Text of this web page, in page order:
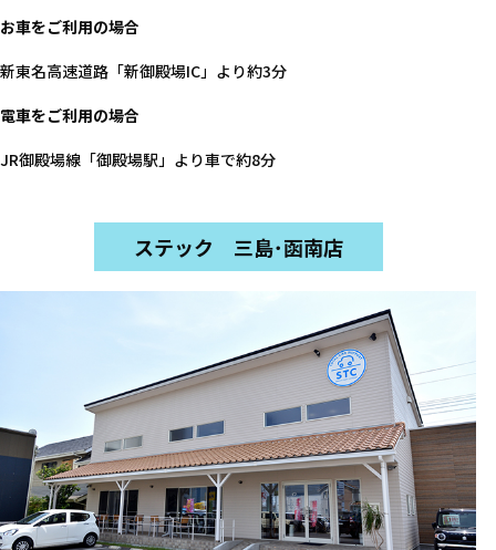
お車をご利用の場合
新東名高速道路「新御殿場IC」より約3分
電車をご利用の場合
JR御殿場線「御殿場駅」より車で約8分
ステック 三島･函南店